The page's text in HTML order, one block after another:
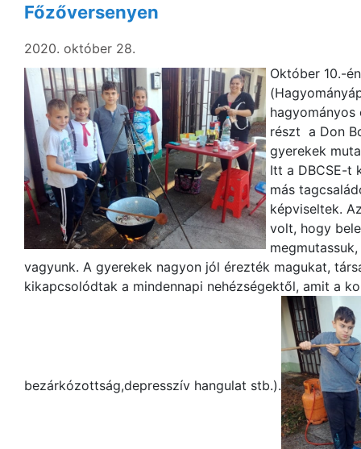
Főzőversenyen
2020. október 28.
Október 10.-
részt a Don
gyerekek
Itt a DBCSE-t
más
képviseltek.
volt, hogy
vagyunk. A gyerekek nagyon jól érezték magukat,
kikapcsolódtak a mindennapi nehézségektől, amit a
bezárkózottság,depresszív hangulat stb.).